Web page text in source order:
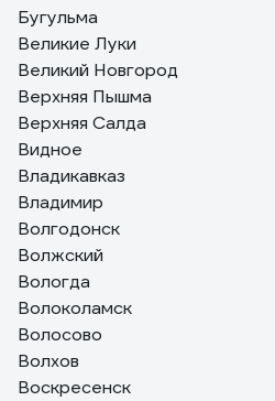
Бугульма
Великие Луки
Великий Новгород
Верхняя Пышма
Верхняя Салда
Видное
Владикавказ
Владимир
Волгодонск
Волжский
Вологда
Волоколамск
Волосово
Волхов
Воскресенск